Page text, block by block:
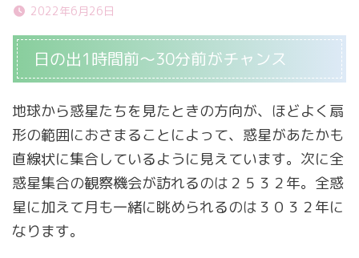
2022年6月26日
日の出1時間前～30分前がチャンス
地球から惑星たちを見たときの方向が、ほどよく扇
形の範囲におさまることによって、惑星があたかも
直線状に集合しているように見えています。次に全
惑星集合の観察機会が訪れるのは２５３２年。全惑
星に加えて月も一緒に眺められるのは３０３２年に
なります。